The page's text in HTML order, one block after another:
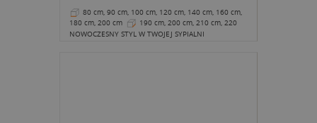
80 cm, 90 cm, 100 cm, 120 cm, 140 cm, 160 cm,
180 cm, 200 cm
190 cm, 200 cm, 210 cm, 220
cm
37 cm
NOWOCZESNY STYL W TWOJEJ SYPIALNI